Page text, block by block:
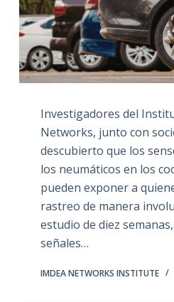
Investigadores del
Networks, junto con
descubierto que los
los neumáticos en los
pueden exponer a
rastreo de manera
estudio de diez
señales…
IMDEA NETWORKS INSTITUTE